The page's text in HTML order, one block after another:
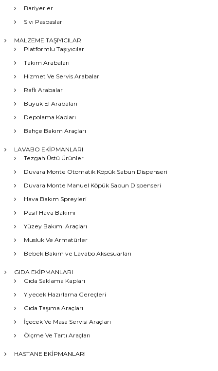
Bariyerler
Sıvı Paspasları
MALZEME TAŞIYICILAR
Platformlu Taşıyıcılar
Takım Arabaları
Hizmet Ve Servis Arabaları
Raflı Arabalar
Büyük El Arabaları
Depolama Kapları
Bahçe Bakım Araçları
LAVABO EKİPMANLARI
Tezgah Üstü Ürünler
Duvara Monte Otomatik Köpük Sabun Dispenseri
Duvara Monte Manuel Köpük Sabun Dispenseri
Hava Bakım Spreyleri
Pasif Hava Bakımı
Yüzey Bakımı Araçları
Musluk Ve Armatürler
Bebek Bakım ve Lavabo Aksesuarları
GIDA EKİPMANLARI
Gıda Saklama Kapları
Yiyecek Hazırlama Gereçleri
Gıda Taşıma Araçları
İçecek Ve Masa Servisi Araçları
Ölçme Ve Tartı Araçları
HASTANE EKİPMANLARI